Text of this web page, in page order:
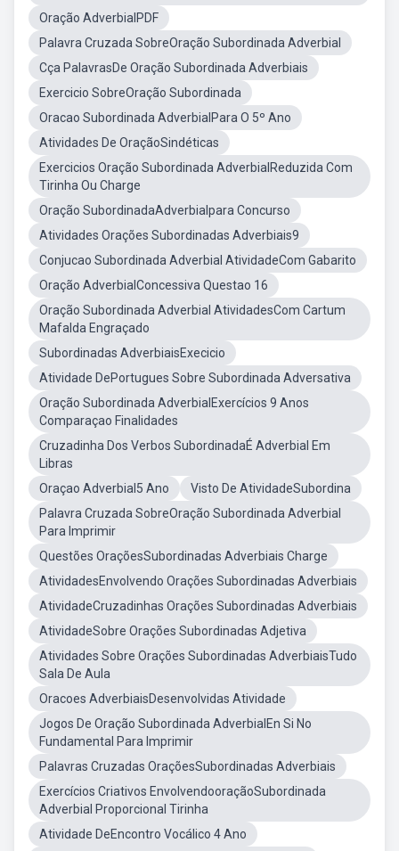
Oração AdverbialPDF
Palavra Cruzada SobreOração Subordinada Adverbial
Cça PalavrasDe Oração Subordinada Adverbiais
Exercicio SobreOração Subordinada
Oracao Subordinada AdverbialPara O 5º Ano
Atividades De OraçãoSindéticas
Exercicios Oração Subordinada AdverbialReduzida Com
Tirinha Ou Charge
Oração SubordinadaAdverbialpara Concurso
Atividades Orações Subordinadas Adverbiais9
Conjucao Subordinada Adverbial AtividadeCom Gabarito
Oração AdverbialConcessiva Questao 16
Oração Subordinada Adverbial AtividadesCom Cartum
Mafalda Engraçado
Subordinadas AdverbiaisExecicio
Atividade DePortugues Sobre Subordinada Adversativa
Oração Subordinada AdverbialExercícios 9 Anos
Comparaçao Finalidades
Cruzadinha Dos Verbos SubordinadaÉ Adverbial Em
Libras
Oraçao Adverbial5 Ano
Visto De AtividadeSubordina
Palavra Cruzada SobreOração Subordinada Adverbial
Para Imprimir
Questões OraçõesSubordinadas Adverbiais Charge
AtividadesEnvolvendo Orações Subordinadas Adverbiais
AtividadeCruzadinhas Orações Subordinadas Adverbiais
AtividadeSobre Orações Subordinadas Adjetiva
Atividades Sobre Orações Subordinadas AdverbiaisTudo
Sala De Aula
Oracoes AdverbiaisDesenvolvidas Atividade
Jogos De Oração Subordinada AdverbialEn Si No
Fundamental Para Imprimir
Palavras Cruzadas OraçõesSubordinadas Adverbiais
Exercícios Criativos EnvolvendooraçãoSubordinada
Adverbial Proporcional Tirinha
Atividade DeEncontro Vocálico 4 Ano